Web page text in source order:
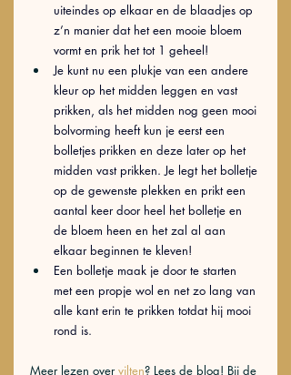
uiteindes op elkaar en de blaadjes op
z’n manier dat het een mooie bloem
vormt en prik het tot 1 geheel!
Je kunt nu een plukje van een andere
kleur op het midden leggen en vast
prikken, als het midden nog geen mooi
bolvorming heeft kun je eerst een
bolletjes prikken en deze later op het
midden vast prikken. Je legt het bolletje
op de gewenste plekken en prikt een
aantal keer door heel het bolletje en
de bloem heen en het zal al aan
elkaar beginnen te kleven!
Een bolletje maak je door te starten
met een propje wol en net zo lang van
alle kant erin te prikken totdat hij mooi
rond is.
Meer lezen over vilten? Lees de blog! Bij de